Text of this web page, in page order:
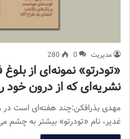
مدیریت 0
280
«تودرتو» نمونه‌ای از
نشریه‌ای که از درون خود
مهدی بذرافکن:چند هفته‌ای است در
غدیر، نام «تودرتو» بیشتر به چشم